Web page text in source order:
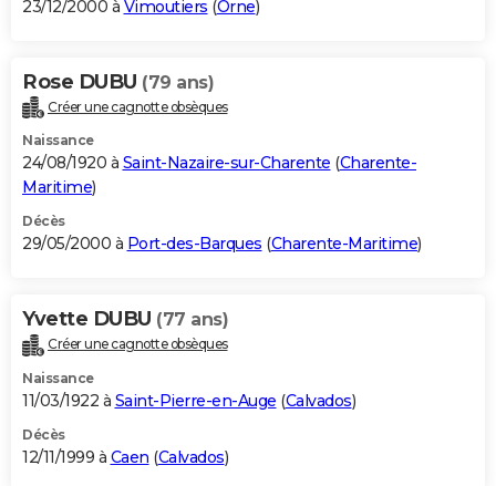
23/12/2000 à Vimoutiers (Orne)
Rose DUBU (79 ans)
Créer une cagnotte obsèques
Naissance
24/08/1920 à Saint-Nazaire-sur-Charente (Charente-
Maritime)
Décès
29/05/2000 à Port-des-Barques (Charente-Maritime)
Yvette DUBU (77 ans)
Créer une cagnotte obsèques
Naissance
11/03/1922 à Saint-Pierre-en-Auge (Calvados)
Décès
12/11/1999 à Caen (Calvados)